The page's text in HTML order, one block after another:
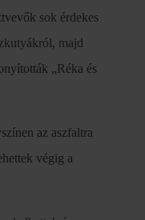
sok érdekes
majd
„Réka és
az aszfaltra
végig a